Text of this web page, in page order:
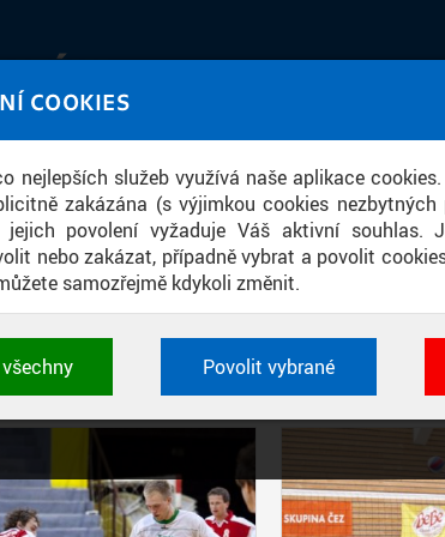
COOKIES
nejlepších služeb využívá naše aplikace
zakázána (s výjimkou cookies
povolení vyžaduje Váš aktivní souhlas.
nebo zakázat, případně vybrat a povolit
samozřejmě kdykoli změnit.
a identifikátorů relace. Jsou nezbytné
vždy aktivní.
Povolit vybrané
obrazem a zvukem
PŘÍSPĚVKY PODLE
Aktivní filtry: ŠTÍTEK: ÚTVS